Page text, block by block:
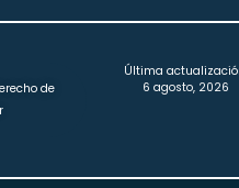
de
Última
6 agosto, 2026